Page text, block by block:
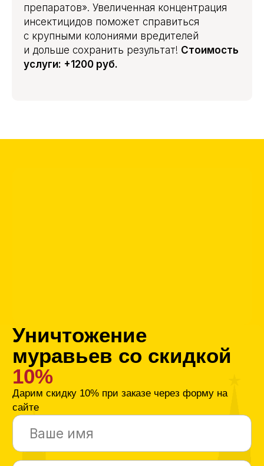
препаратов». Увеличенная концентрация
инсектицидов поможет справиться
с крупными колониями вредителей
и дольше сохранить результат! Стоимость
услуги: +1200 руб.